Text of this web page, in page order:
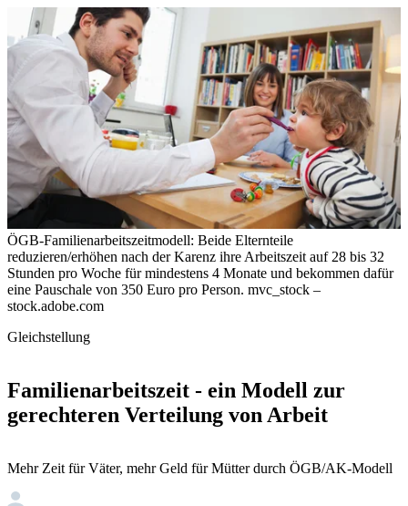
ÖGB-Familienarbeitszeitmodell: Beide Elternteile
reduzieren/erhöhen nach der Karenz ihre Arbeitszeit auf 28 bis 32
Stunden pro Woche für mindestens 4 Monate und bekommen dafür
eine Pauschale von 350 Euro pro Person. mvc_stock –
stock.adobe.com
Gleichstellung
Familienarbeitszeit - ein Modell zur
gerechteren Verteilung von Arbeit
Mehr Zeit für Väter, mehr Geld für Mütter durch ÖGB/AK-Modell